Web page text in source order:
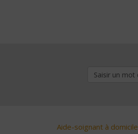
Aide-soignant à